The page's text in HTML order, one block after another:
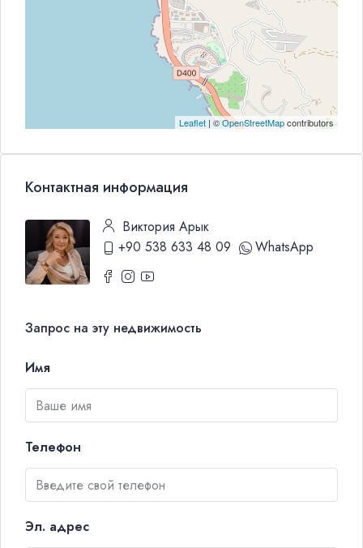
Leaflet | ©OpenStreetMapcontributors
Контактная информация
Виктория Арык
+90 538 633 48 09
WhatsApp
Запрос на эту недвижимость
Имя
Телефон
Эл. адрес